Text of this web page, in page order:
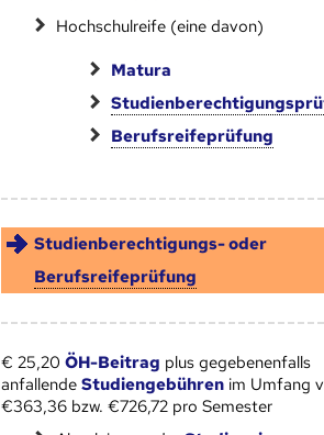
Hochschulreife (eine davon)
Matura
Berufsreifeprüfung
Studienberechtigungs- oder
Berufsreifeprüfung
€ 25,20ÖH-Beitrag plus gegebenenfalls
anfallendeStudiengebühren im Umfang
€363,36 bzw. €726,72 pro Semester